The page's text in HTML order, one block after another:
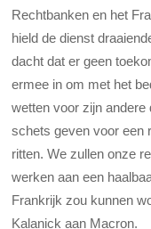
Rechtbanken en het
hield de dienst
dacht dat er geen
ermee in om met het
wetten voor zijn andere
schets geven voor een
ritten. We zullen onze
werken aan een
Frankrijk zou kunnen
Kalanick aan Macron.